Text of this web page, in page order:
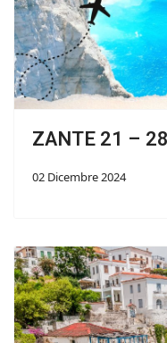
ZANTE 21 –
02 Dicembre 2024